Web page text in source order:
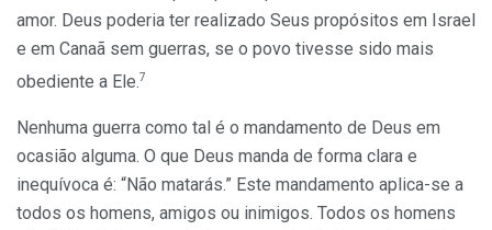
amor. Deus poderia ter realizado Seus propósitos em Israel
e em Canaã sem guerras, se o povo tivesse sido mais
obediente a Ele.7
Nenhuma guerra como tal é o mandamento de Deus em
ocasião alguma. O que Deus manda de forma clara e
inequívoca é: “Não matarás.” Este mandamento aplica-se a
todos os homens, amigos ou inimigos. Todos os homens